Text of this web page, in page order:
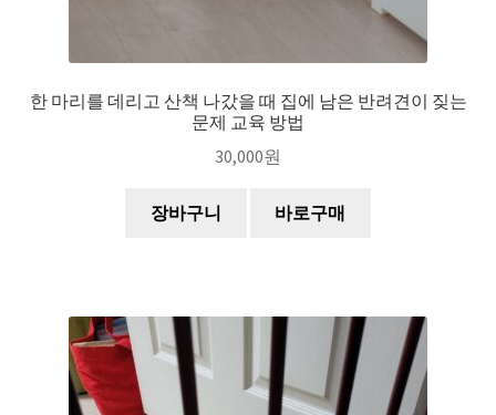
한 마리를 데리고 산책 나갔을 때 집에 남은 반려견이 짖는
문제 교육 방법
30,000원
장바구니 바로구매